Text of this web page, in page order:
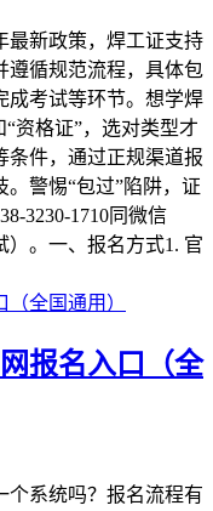
最新政策，焊工证支持
遵循规范流程，具体包
成考试等环节。想学焊
资格证”，选对类型才
条件，通过正规渠道报
警惕“包过”陷阱，证
3230-1710同微信
）。一、报名方式1. 官
报名入口（全
个系统吗？报名流程有